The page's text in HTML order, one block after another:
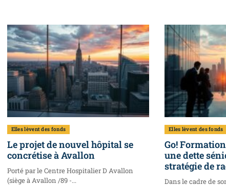
Elles lèvent des fonds
Le projet de nouvel hôpital se
concrétise à Avallon
Porté par le Centre Hospitalier D Avallon
(siège à Avallon /89 -...
Elles lèvent des fonds
Go!
une dette
stratégie de
Dans le cadre de